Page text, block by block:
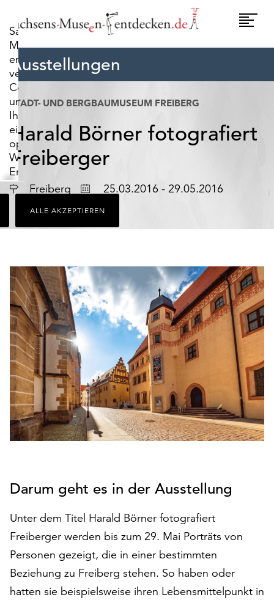
Sachsens-
Museen-
entdecken.de
verwendet
Cookies,
um
Ihnen
ein
optimales
Webseiten-
Erlebnis
zu
bieten.
Dazu
zählen
für
den
Betrieb
der
Seite
notwendig
sind
(funktionale
Cookies),
sowie
solche,
die
lediglich
Statistikzwecken
genutzt
Klicken
auf
„Alle
akzeptieren“,
ALLE AKZEPTIEREN
Ausstellungen
STADT- UND BERGBAUMUSEUM FREIBERG
Harald Börner fotografiert
Freiberger
Ort Freiberg Datum25.03.2016 - 29.05.2016
Darum geht es in der Ausstellung
Unter dem Titel Harald Börner fotografiert
Freiberger werden bis zum 29. Mai Porträts von
Personen gezeigt, die in einer bestimmten
Beziehung zu Freiberg stehen. So haben oder
hatten sie beispielsweise ihren Lebensmittelpunkt in